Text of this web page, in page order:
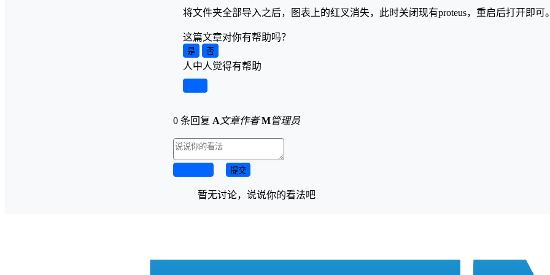
将文件夹全部导入之后，图表上的红叉消失，此时关闭现有proteus，重启后打开即可
这篇文章对你有帮助吗？
是 否
人中人觉得有帮助
0 条回复 A 文章作者 M管理员
提交
暂无讨论，说说你的看法吧